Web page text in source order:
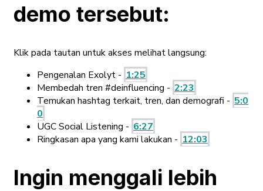
demo tersebut:
Klik pada tautan untuk akses melihat langsung:
Pengenalan Exolyt - 1:25
Membedah tren #deinfluencing - 2:23
Temukan hashtag terkait, tren, dan demografi - 5:0
0
UGC Social Listening - 6:27
Ringkasan apa yang kami lakukan - 12:03
Ingin menggali lebih